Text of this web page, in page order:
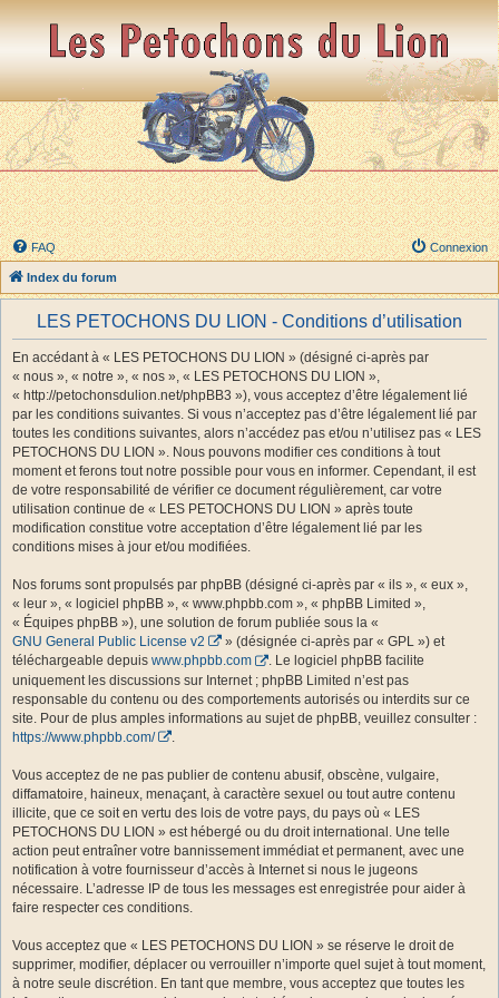
FAQ Connexion
Index du forum
LES PETOCHONS DU LION - Conditions d’utilisation
En accédant à « LES PETOCHONS DU LION » (désigné ci-après par
« nous », « notre », « nos », « LES PETOCHONS DU LION »,
« http://petochonsdulion.net/phpBB3 »), vous acceptez d’être légalement lié
par les conditions suivantes. Si vous n’acceptez pas d’être légalement lié par
toutes les conditions suivantes, alors n’accédez pas et/ou n’utilisez pas « LES
PETOCHONS DU LION ». Nous pouvons modifier ces conditions à tout
moment et ferons tout notre possible pour vous en informer. Cependant, il est
de votre responsabilité de vérifier ce document régulièrement, car votre
utilisation continue de « LES PETOCHONS DU LION » après toute
modification constitue votre acceptation d’être légalement lié par les
conditions mises à jour et/ou modifiées.
Nos forums sont propulsés par phpBB (désigné ci-après par « ils », « eux »,
« leur », « logiciel phpBB », « www.phpbb.com », « phpBB Limited »,
« Équipes phpBB »), une solution de forum publiée sous la «
GNU General Public License v2
» (désignée ci-après par « GPL ») et
téléchargeable depuis www.phpbb.com
. Le logiciel phpBB facilite
uniquement les discussions sur Internet ; phpBB Limited n’est pas
responsable du contenu ou des comportements autorisés ou interdits sur ce
site. Pour de plus amples informations au sujet de phpBB, veuillez consulter :
https://www.phpbb.com/
Vous acceptez de ne pas publier de contenu abusif, obscène, vulgaire,
diffamatoire, haineux, menaçant, à caractère sexuel ou tout autre contenu
illicite, que ce soit en vertu des lois de votre pays, du pays où « LES
PETOCHONS DU LION » est hébergé ou du droit international. Une telle
action peut entraîner votre bannissement immédiat et permanent, avec une
notification à votre fournisseur d’accès à Internet si nous le jugeons
nécessaire. L’adresse IP de tous les messages est enregistrée pour aider à
faire respecter ces conditions.
Vous acceptez que « LES PETOCHONS DU LION » se réserve le droit de
supprimer, modifier, déplacer ou verrouiller n’importe quel sujet à tout moment,
à notre seule discrétion. En tant que membre, vous acceptez que toutes les